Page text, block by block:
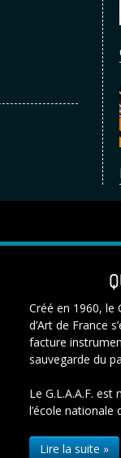
Créé en 1960, le
d’Art de France
facture
sauvegarde du
Le G.L.A.A.F.
l’école nationale
Lire la suite »